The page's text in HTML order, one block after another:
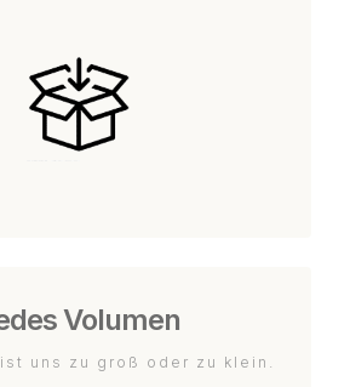
Volumen
uns zu groß oder zu klein.